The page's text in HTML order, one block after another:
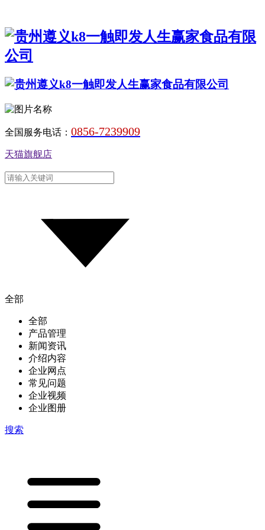
全国服务电话： 0856-7239909
天猫旗舰店
全部
全部
产品管理
新闻资讯
介绍内容
企业网点
常见问题
企业视频
企业图册
搜索